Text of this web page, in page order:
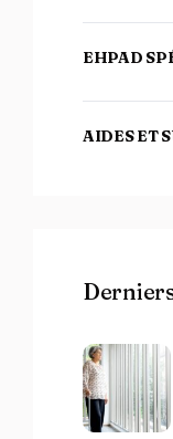
EHPAD
AIDES ET